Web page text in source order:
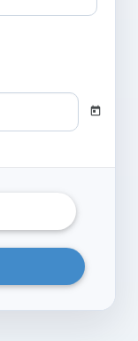
today